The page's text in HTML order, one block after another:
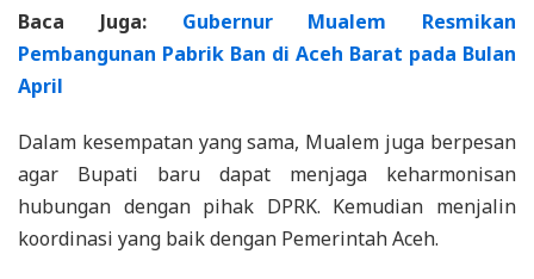
Baca Juga: Gubernur Mualem Resmikan
Pembangunan Pabrik Ban di Aceh Barat pada Bulan
April
Dalam kesempatan yang sama, Mualem juga berpesan
agar Bupati baru dapat menjaga keharmonisan
hubungan dengan pihak DPRK. Kemudian menjalin
koordinasi yang baik dengan Pemerintah Aceh.